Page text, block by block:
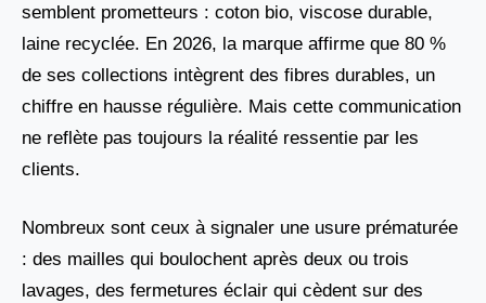
semblent prometteurs : coton bio, viscose durable,
laine recyclée. En 2026, la marque affirme que 80 %
de ses collections intègrent des fibres durables, un
chiffre en hausse régulière. Mais cette communication
ne reflète pas toujours la réalité ressentie par les
clients.
Nombreux sont ceux à signaler une usure prématurée
: des mailles qui boulochent après deux ou trois
lavages, des fermetures éclair qui cèdent sur des